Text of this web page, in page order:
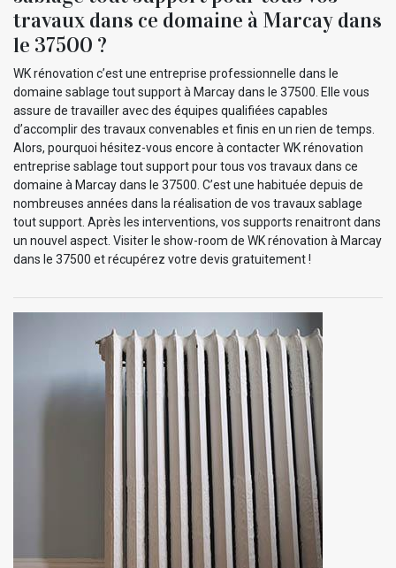
travaux dans ce domaine à Marcay dans
le 37500 ?
WK rénovation c’est une entreprise professionnelle dans le
domaine sablage tout support à Marcay dans le 37500. Elle vous
assure de travailler avec des équipes qualifiées capables
d’accomplir des travaux convenables et finis en un rien de temps.
Alors, pourquoi hésitez-vous encore à contacter WK rénovation
entreprise sablage tout support pour tous vos travaux dans ce
domaine à Marcay dans le 37500. C’est une habituée depuis de
nombreuses années dans la réalisation de vos travaux sablage
tout support. Après les interventions, vos supports renaitront dans
un nouvel aspect. Visiter le show-room de WK rénovation à Marcay
dans le 37500 et récupérez votre devis gratuitement !